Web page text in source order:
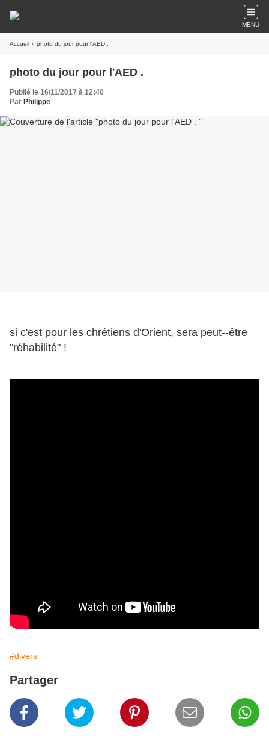
MENU
Accueil » photo du jour pour l'AED .
photo du jour pour l'AED .
Publié le 16/11/2017 à 12:40
Par Philippe
si c'est pour les chrétiens d'Orient, sera peut--être
"réhabilité" !
#divers
Partager